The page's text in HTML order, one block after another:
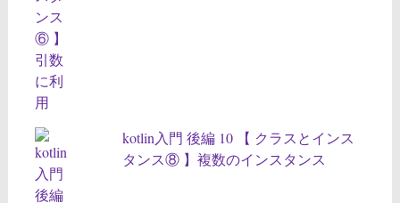
kotlin入門 後編 10 【 クラスとインス
タンス⑧ 】複数のインスタンス